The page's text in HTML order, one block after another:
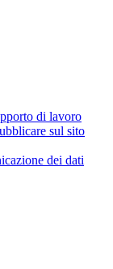
di lavoro
sul sito
dei dati